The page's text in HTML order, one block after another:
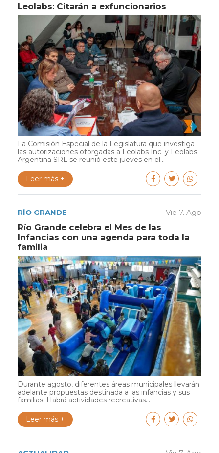
Leolabs: Citarán a exfuncionarios
La Comisión Especial de la Legislatura que investiga
las autorizaciones otorgadas a Leolabs Inc. y Leolabs
Argentina SRL se reunió este jueves en el...
Leer más +
RÍO GRANDE Vie 7. Ago
Río Grande celebra el Mes de las
Infancias con una agenda para toda la
familia
Durante agosto, diferentes áreas municipales llevarán
adelante propuestas destinada a las infancias y sus
familias. Habrá actividades recreativas...
Leer más +